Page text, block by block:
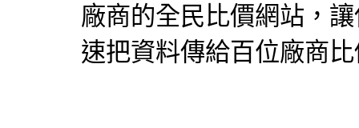
廠商的全民比價網站，
速把資料傳給百位廠商